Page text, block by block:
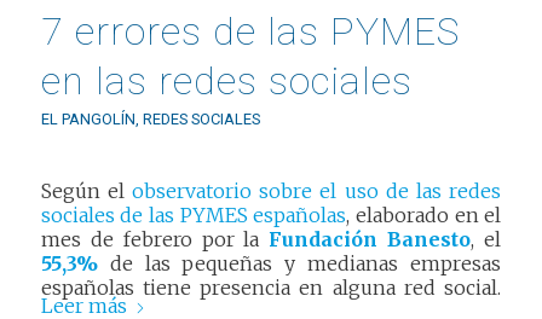
7 errores de las PYMES
en las redes sociales
EL PANGOLÍN, REDES SOCIALES
Según elobservatorio sobre el uso de las redes
sociales de las PYMES españolas, elaborado en el
mes de febrero por la Fundación Banesto, el
55,3%de las pequeñas y medianas empresas
españolas tiene presencia en alguna red social.
Leer más